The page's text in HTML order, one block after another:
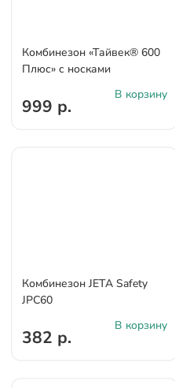
Комбинезон «Тайвек® 600
Плюс» c носками
999 р.
В корзину
Комбинезон JETA Safety
JPC60
382 р.
В корзину